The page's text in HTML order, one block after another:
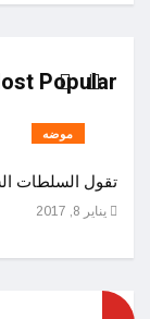
Popular
موضه
تقول السلطات
يناير 8, 2017